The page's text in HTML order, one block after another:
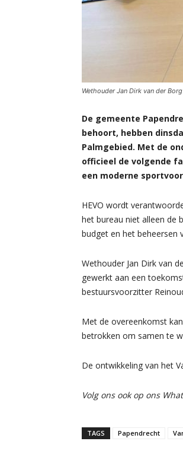
Wethouder Jan Dirk van der
De gemeente
behoort, hebben
Palmgebied. Met de
officieel de volgende
een moderne
HEVO wordt
het bureau niet alleen de
budget en het beheersen
Wethouder Jan Dirk van
gewerkt aan een
bestuursvoorzitter
Met de overeenkomst
betrokken om samen te
De ontwikkeling van het
Volg ons ook op ons
TAGS Papendrecht